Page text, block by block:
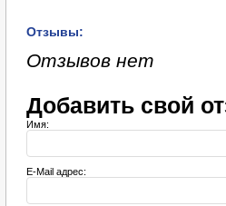
Отзывы:
Отзывов нет
Добавить свой
Имя:
E-Mail адрес: